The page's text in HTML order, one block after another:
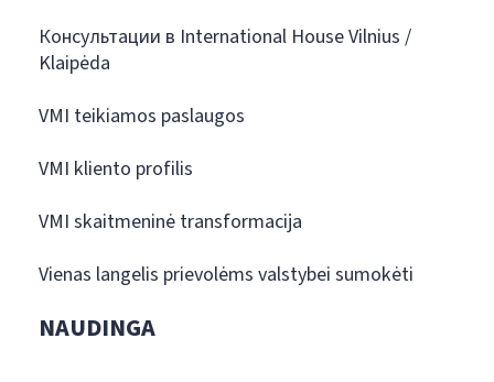
Консультации в International House Vilnius /
Klaipėda
VMI teikiamos paslaugos
VMI kliento profilis
VMI skaitmeninė transformacija
Vienas langelis prievolėms valstybei sumokėti
NAUDINGA